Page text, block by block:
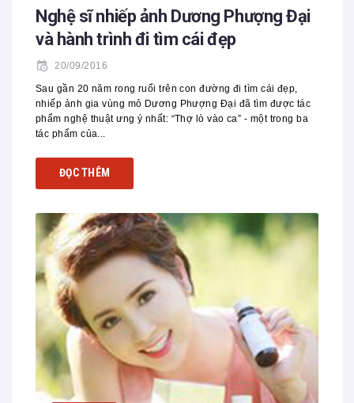
Nghệ sĩ nhiếp ảnh Dương Phượng Đại
và hành trình đi tìm cái đẹp
20/09/2016
Sau gần 20 năm rong ruổi trên con đường đi tìm cái đẹp,
nhiếp ảnh gia vùng mỏ Dương Phượng Đại đã tìm được tác
phẩm nghệ thuật ưng ý nhất: “Thợ lò vào ca” - một trong ba
tác phẩm của...
ĐỌC THÊM